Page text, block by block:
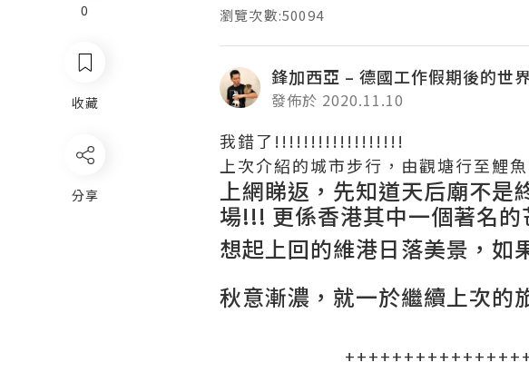
0
收藏
分享
瀏覽次數:50094
鋒加西亞 – 德國工作假期後的世
發佈於 2020.11.10
我錯了!!!!!!!!!!!!!!!!!!
上次介紹的城市步行，由觀塘行至鯉
上網睇返，先知道天后廟不是
場!!! 更係香港其中一個著名的
想起上回的維港日落美景，如
秋意漸濃，就一於繼續上次的